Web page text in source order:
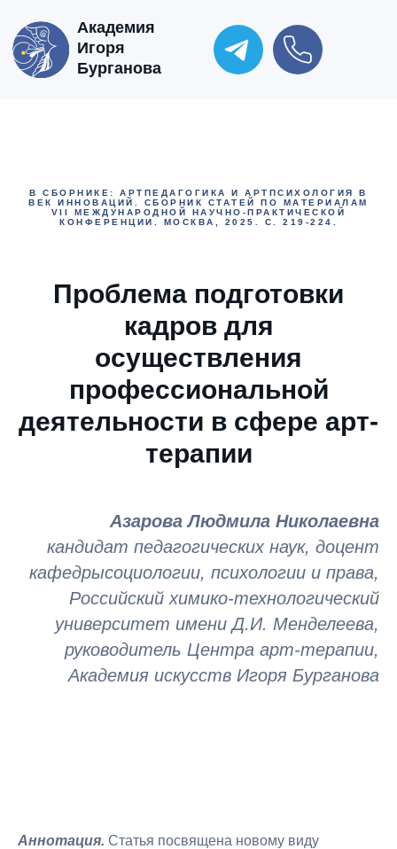
Академия
Игоря
Бурганова
В СБОРНИКЕ: АРТПЕДАГОГИКА И АРТПСИХОЛОГИЯ В
ВЕК ИННОВАЦИЙ. СБОРНИК СТАТЕЙ ПО МАТЕРИАЛАМ
VII МЕЖДУНАРОДНОЙ НАУЧНО-ПРАКТИЧЕСКОЙ
КОНФЕРЕНЦИИ. МОСКВА, 2025. С. 219-224.
Проблема подготовки
кадров для
осуществления
профессиональной
деятельности в сфере арт-
терапии
Азарова Людмила Николаевна
кандидат педагогических наук, доцент
кафедрысоциологии, психологии и права,
Российский химико-технологический
университет имени Д.И. Менделеева,
руководитель Центра арт-терапии,
Академия искусств Игоря Бурганова
Аннотация. Статья посвящена новому виду